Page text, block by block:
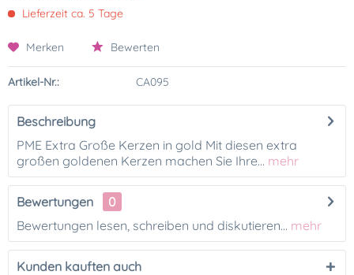
Lieferzeit ca. 5 Tage
Merken Bewerten
Artikel-Nr.: CA095
Beschreibung
PME Extra Große Kerzen in gold Mit diesen extra
großen goldenen Kerzen machen Sie Ihre... mehr
Bewertungen
0
Bewertungen lesen, schreiben und diskutieren... mehr
Kunden kauften auch